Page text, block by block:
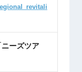
ーズツア